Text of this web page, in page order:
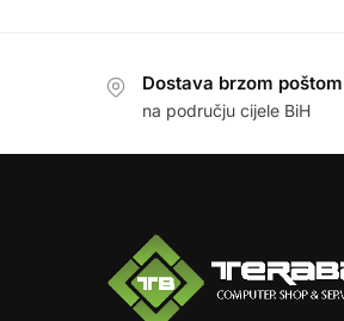
Dostava brzom poštom
na području cijele BiH